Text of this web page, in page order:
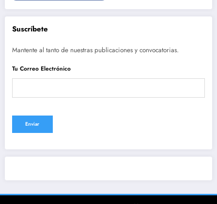
Suscríbete
Mantente al tanto de nuestras publicaciones y convocatorias.
Tu Correo Electrónico